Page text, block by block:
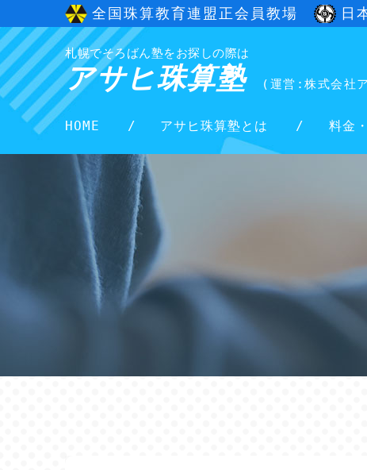
全国珠算教育連盟正会員教場 日
札幌でそろばん塾をお探しの際は
アサヒ珠算塾 (運営:株式会社
HOME アサヒ珠算塾とは 料金